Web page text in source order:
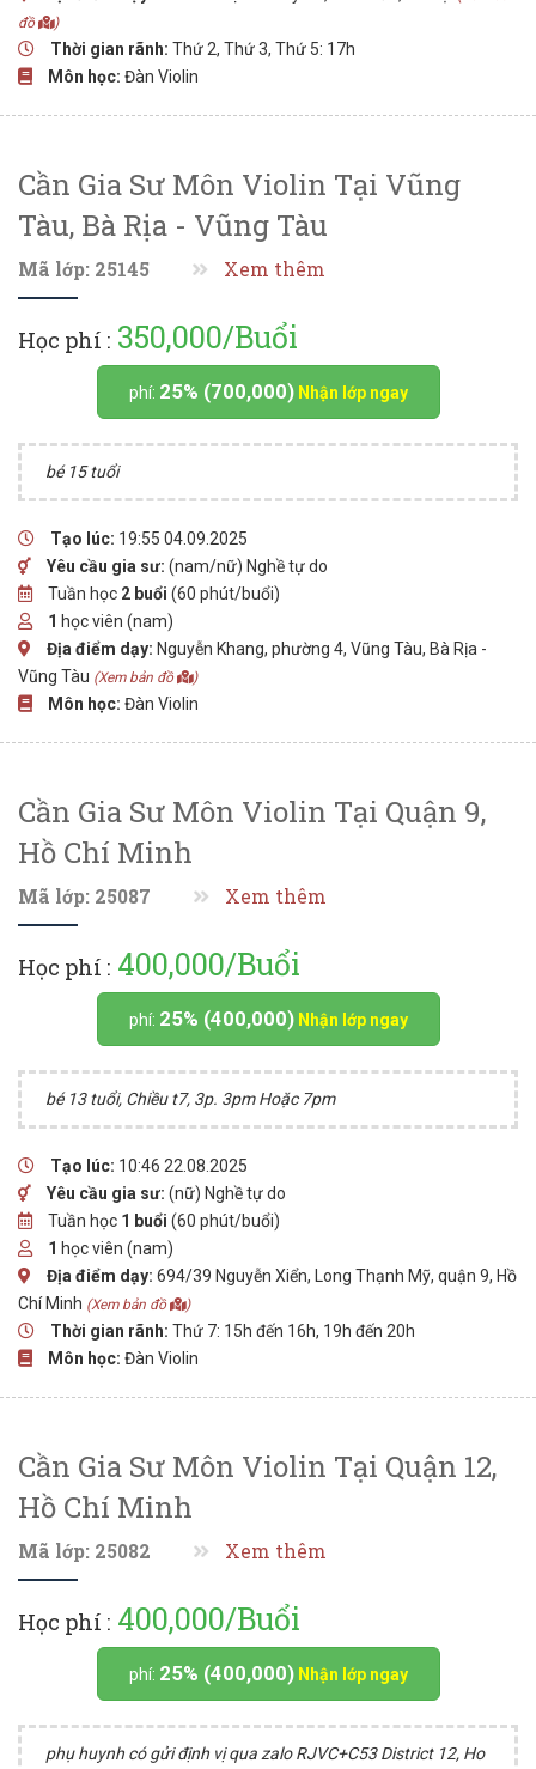
đồ
)
Thời gian rãnh: Thứ 2, Thứ 3, Thứ 5: 17h
Môn học: Đàn Violin
Cần Gia Sư Môn Violin Tại Vũng
Tàu, Bà Rịa - Vũng Tàu
Mã lớp: 25145 Xem thêm
Học phí : 350,000/Buổi
phí: 25% (700,000) Nhận lớp ngay
bé 15 tuổi
Tạo lúc: 19:55 04.09.2025
Yêu cầu gia sư: (nam/nữ) Nghề tự do
Tuần học 2 buổi (60 phút/buổi)
1 học viên (nam)
Địa điểm dạy: Nguyễn Khang, phường 4, Vũng Tàu, Bà Rịa -
Vũng Tàu (Xem bản đồ )
Môn học: Đàn Violin
Cần Gia Sư Môn Violin Tại Quận 9,
Hồ Chí Minh
Mã lớp: 25087 Xem thêm
Học phí : 400,000/Buổi
phí: 25% (400,000) Nhận lớp ngay
bé 13 tuổi, Chiều t7, 3p. 3pm Hoặc 7pm
Tạo lúc: 10:46 22.08.2025
Yêu cầu gia sư: (nữ) Nghề tự do
Tuần học 1 buổi (60 phút/buổi)
1 học viên (nam)
Địa điểm dạy: 694/39 Nguyễn Xiển, Long Thạnh Mỹ, quận 9, Hồ
Chí Minh (Xem bản đồ )
Thời gian rãnh: Thứ 7: 15h đến 16h, 19h đến 20h
Môn học: Đàn Violin
Cần Gia Sư Môn Violin Tại Quận 12,
Hồ Chí Minh
Mã lớp: 25082 Xem thêm
Học phí : 400,000/Buổi
phí: 25% (400,000) Nhận lớp ngay
phụ huynh có gửi định vị qua zalo RJVC+C53 District 12, Ho